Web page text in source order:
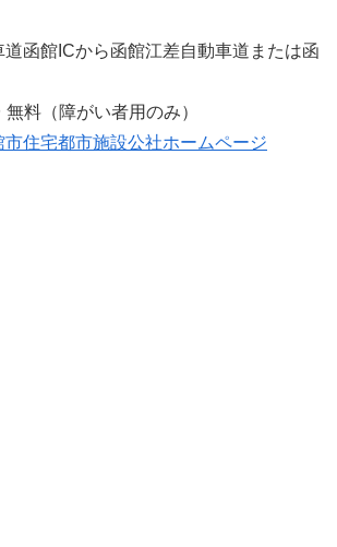
道函館ICから函館江差自動車道または函
料（障がい者用のみ）
市住宅都市施設公社ホームページ